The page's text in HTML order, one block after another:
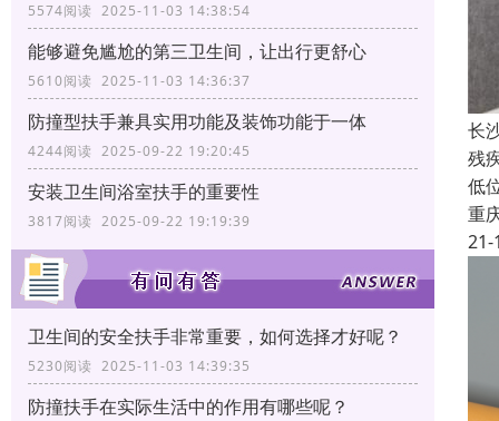
5574阅读 2025-11-03 14:38:54
能够避免尴尬的第三卫生间，让出行更舒心
5610阅读 2025-11-03 14:36:37
防撞型扶手兼具实用功能及装饰功能于一体
4244阅读 2025-09-22 19:20:45
安装卫生间浴室扶手的重要性
3817阅读 2025-09-22 19:19:39
卫生间的安全扶手非常重要，如何选择才好呢？
5230阅读 2025-11-03 14:39:35
防撞扶手在实际生活中的作用有哪些呢？
长
残
低
重
21-